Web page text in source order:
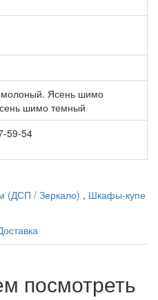
молоный. Ясень шимо
шимо темный
59-54
(ДСП / Зеркало) , Шкафы-купе
посмотреть